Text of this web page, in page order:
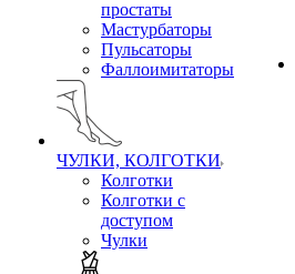
простаты
Мастурбаторы
Пульсаторы
Фаллоимитаторы
ЧУЛКИ, КОЛГОТКИ
Колготки
Колготки с
доступом
Чулки